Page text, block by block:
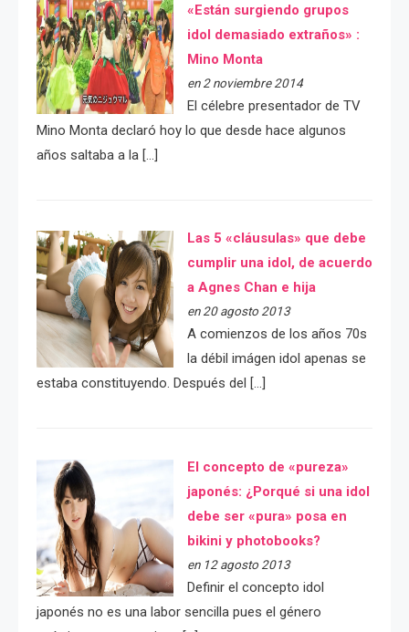
«Están surgiendo grupos
idol demasiado extraños» :
Mino Monta
en 2 noviembre 2014
El célebre presentador de TV
Mino Monta declaró hoy lo que desde hace algunos
años saltaba a la […]
Las 5 «cláusulas» que debe
cumplir una idol, de acuerdo
a Agnes Chan e hija
en 20 agosto 2013
A comienzos de los años 70s
la débil imágen idol apenas se
estaba constituyendo. Después del […]
El concepto de «pureza»
japonés: ¿Porqué si una idol
debe ser «pura» posa en
bikini y photobooks?
en 12 agosto 2013
Definir el concepto idol
japonés no es una labor sencilla pues el género